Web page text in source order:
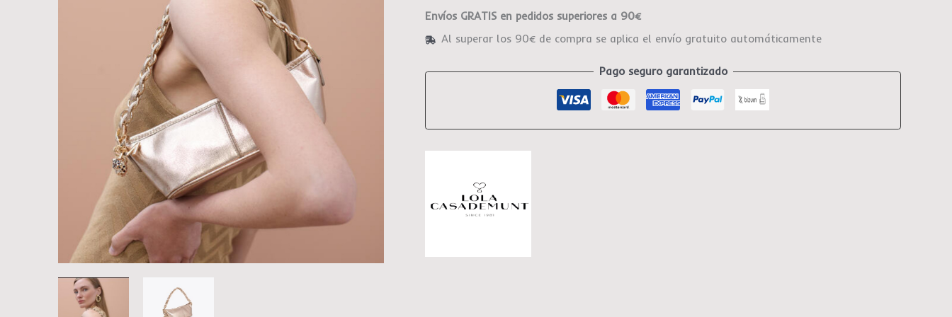
Envíos GRATIS en pedidos superiores a 90€
Al superar los 90€ de compra se aplica el envío gratuito automáticamente
Pago seguro garantizado